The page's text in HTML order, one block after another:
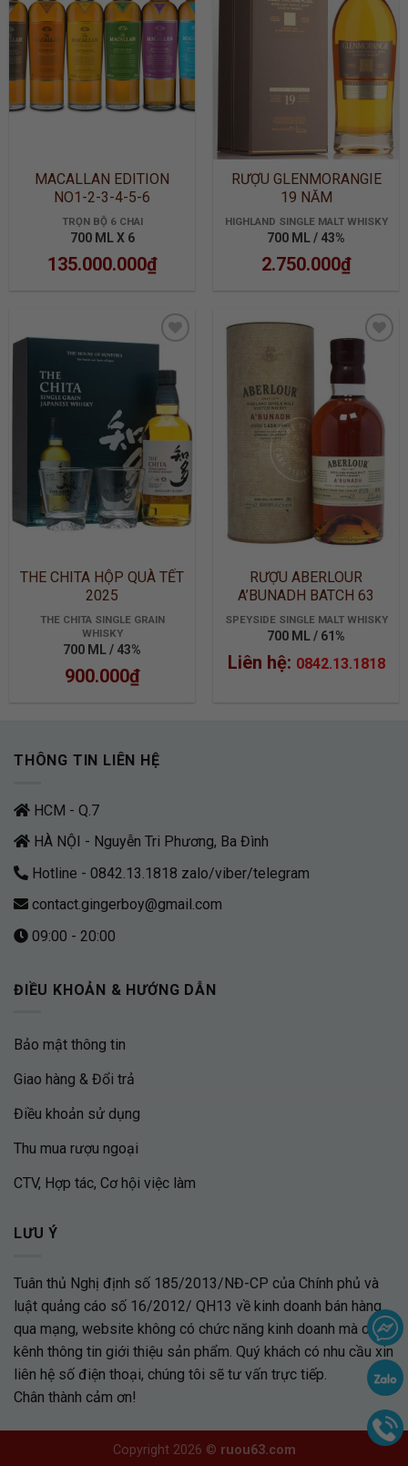
WISHLIST
MACALLAN EDITION
NO1-2-3-4-5-6
TRỌN BỘ 6 CHAI
700 ML X 6
135.000.000₫
WISHLIST
RƯỢU GLENMORANGIE
19 NĂM
HIGHLAND SINGLE MALT WHISKY
700 ML / 43%
2.750.000₫
WISHLIST
THE CHITA HỘP QUÀ TẾT
2025
THE CHITA SINGLE GRAIN
WHISKY
700 ML / 43%
900.000₫
ADD TO
WISHLIST
RƯỢU ABERLOUR
A’BUNADH BATCH 63
SPEYSIDE SINGLE MALT WHISKY
700 ML / 61%
Liên hệ: 0842.13.1818
THÔNG TIN LIÊN HỆ
HCM - Q.7
HÀ NỘI - Nguyễn Tri Phương, Ba Đình
Hotline - 0842.13.1818 zalo/viber/telegram
contact.gingerboy@gmail.com
09:00 - 20:00
ĐIỀU KHOẢN & HƯỚNG DẪN
Bảo mật thông tin
Giao hàng & Đổi trả
Điều khoản sử dụng
Thu mua rượu ngoại
CTV, Hợp tác, Cơ hội việc làm
LƯU Ý
Tuân thủ Nghị định số 185/2013/NĐ-CP của Chính phủ và
luật quảng cáo số 16/2012/ QH13 về kinh doanh bán hàng
qua mạng, website không có chức năng kinh doanh mà chỉ là
kênh thông tin giới thiệu sản phẩm. Quý khách có nhu cầu xin
liên hệ số điện thoại, chúng tôi sẽ tư vấn trực tiếp.
Chân thành cảm ơn!
Copyright 2026 © ruou63.com